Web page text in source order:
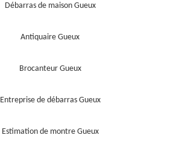
Débarras de maison Gueux
Antiquaire Gueux
Brocanteur Gueux
Entreprise de débarras Gueux
Estimation de montre Gueux